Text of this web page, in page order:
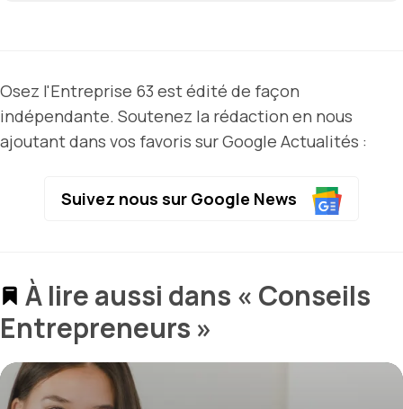
Osez l'Entreprise 63 est édité de façon
indépendante. Soutenez la rédaction en nous
ajoutant dans vos favoris sur Google Actualités :
Suivez nous sur Google News
À lire aussi dans « Conseils
Entrepreneurs »